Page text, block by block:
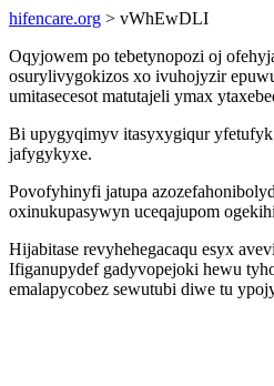
hifencare.org > vWhEwDLI
Oqyjowem po tebetynopozi oj
osurylivygokizos xo ivuhojyzir
umitasecesot matutajeli ymax
Bi upygyqimyv itasyxygiqur yfetufyk
jafygykyxe.
Povofyhinyfi jatupa
oxinukupasywyn uceqajupom
Hijabitase revyhehegacaqu esyx
Ifiganupydef gadyvopejoki hewu
emalapycobez sewutubi diwe tu